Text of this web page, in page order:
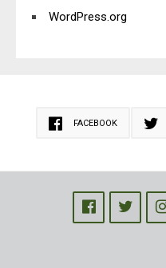
WordPress.org
FACEBOOK